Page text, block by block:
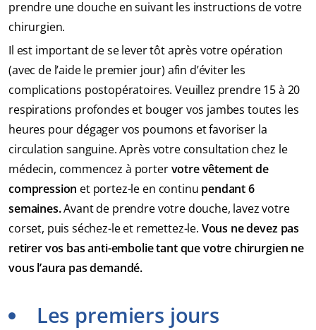
prendre une douche en suivant les instructions de votre
chirurgien.
Il est important de se lever tôt après votre opération
(avec de l’aide le premier jour) afin d’éviter les
complications postopératoires. Veuillez prendre 15 à 20
respirations profondes et bouger vos jambes toutes les
heures pour dégager vos poumons et favoriser la
circulation sanguine. Après votre consultation chez le
médecin, commencez à portervotre vêtement de
compression et portez-le en continu pendant 6
semaines.Avant de prendre votre douche, lavez votre
corset, puis séchez-le et remettez-le. Vous ne devez pas
retirer vos bas anti-embolie tant que votre chirurgien ne
vous l’aura pas demandé.
Les premiers jours